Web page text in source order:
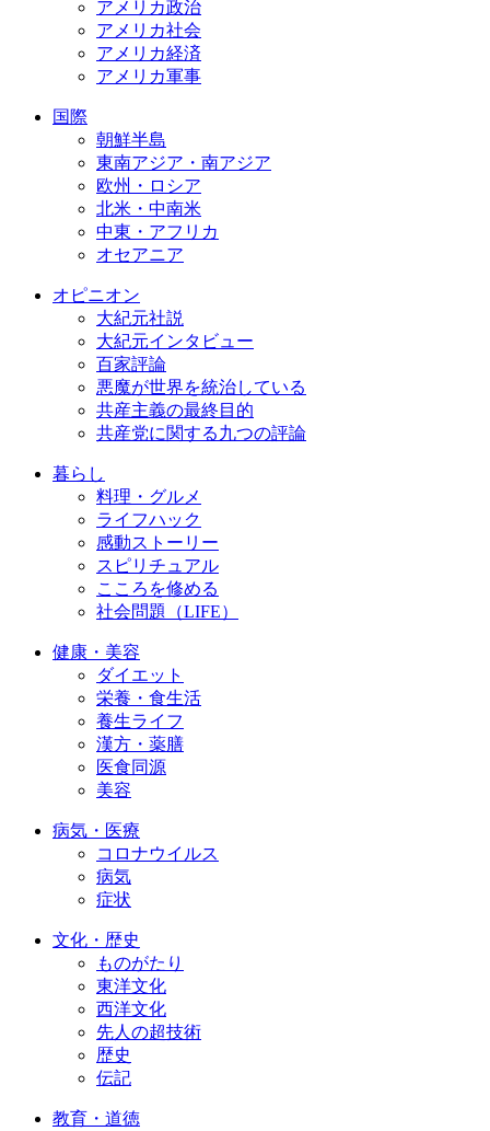
アメリカ政治
アメリカ社会
アメリカ経済
アメリカ軍事
国際
朝鮮半島
東南アジア・南アジア
欧州・ロシア
北米・中南米
中東・アフリカ
オセアニア
オピニオン
大紀元社説
大紀元インタビュー
百家評論
悪魔が世界を統治している
共産主義の最終目的
共産党に関する九つの評論
暮らし
料理・グルメ
ライフハック
感動ストーリー
スピリチュアル
こころを修める
社会問題（LIFE）
健康・美容
ダイエット
栄養・食生活
養生ライフ
漢方・薬膳
医食同源
美容
病気・医療
コロナウイルス
病気
症状
文化・歴史
ものがたり
東洋文化
西洋文化
先人の超技術
歴史
伝記
教育・道徳